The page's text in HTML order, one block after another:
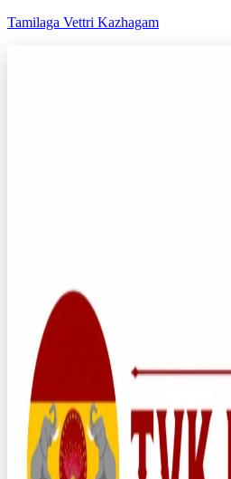
Tamilaga Vettri Kazhagam